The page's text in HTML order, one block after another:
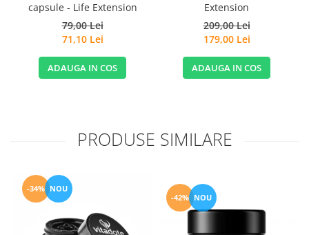
capsule - Life Extension
79,00 Lei
71,10 Lei
ADAUGA IN COS
Extension
209,00 Lei
179,00 Lei
ADAUGA IN COS
PRODUSE SIMILARE
-34% NOU
-42% NOU